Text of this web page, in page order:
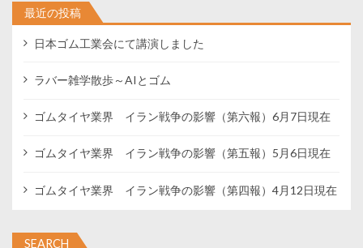
最近の投稿
日本ゴム工業会にて講演しました
ラバー雑学散歩～AIとゴム
ゴムタイヤ業界 イラン戦争の影響（第六報）6月7日現在
ゴムタイヤ業界 イラン戦争の影響（第五報）5月6日現在
ゴムタイヤ業界 イラン戦争の影響（第四報）4月12日現在
SEARCH